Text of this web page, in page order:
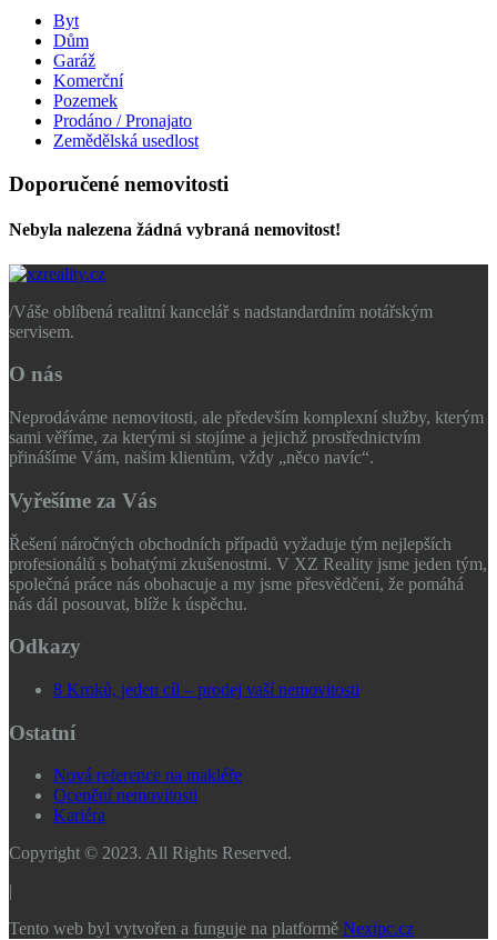
Byt
Dům
Garáž
Komerční
Pozemek
Prodáno / Pronajato
Zemědělská usedlost
Doporučené nemovitosti
Nebyla nalezena žádná vybraná nemovitost!
/Váše oblíbená realitní kancelář s nadstandardním notářským
servisem.
O nás
Neprodáváme nemovitosti, ale především komplexní služby, kterým
sami věříme, za kterými si stojíme a jejichž prostřednictvím
přinášíme Vám, našim klientům, vždy „něco navíc“.
Vyřešíme za Vás
Řešení náročných obchodních případů vyžaduje tým nejlepších
profesionálů s bohatými zkušenostmi. V XZ Reality jsme jeden tým,
společná práce nás obohacuje a my jsme přesvědčeni, že pomáhá
nás dál posouvat, blíže k úspěchu.
Odkazy
8 Kroků, jeden cíl – prodej vaší nemovitosti
Ostatní
Nová reference na makléře
Ocenění nemovitosti
Kariéra
Copyright © 2023. All Rights Reserved.
|
Tento web byl vytvořen a funguje na platformě Nextpc.cz